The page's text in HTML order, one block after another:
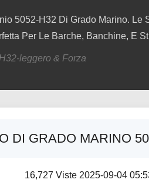
5052-H32 Di Grado Marino.
Per Le Barche, Banchine, E
leggero & Forza
DI GRADO MARINO
16,727 Viste 2025-09-04